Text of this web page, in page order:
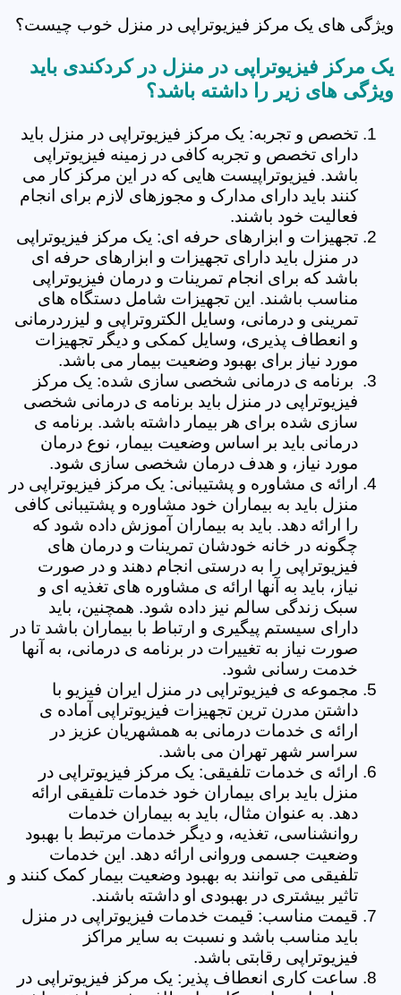
ویژگی های یک مرکز فیزیوتراپی در منزل خوب چیست؟
یک مرکز فیزیوتراپی در منزل در کردکندی باید
ویژگی های زیر را داشته باشد؟
تخصص و تجربه: یک مرکز فیزیوتراپی در منزل باید
دارای تخصص و تجربه کافی در زمینه فیزیوتراپی
باشد. فیزیوتراپیست هایی که در این مرکز کار می
کنند باید دارای مدارک و مجوزهای لازم برای انجام
فعالیت خود باشند.
تجهیزات و ابزارهای حرفه ای: یک مرکز فیزیوتراپی
در منزل باید دارای تجهیزات و ابزارهای حرفه ای
باشد که برای انجام تمرینات و درمان فیزیوتراپی
مناسب باشند. این تجهیزات شامل دستگاه های
تمرینی و درمانی، وسایل الکتروتراپی و لیزردرمانی
و انعطاف پذیری، وسایل کمکی و دیگر تجهیزات
مورد نیاز برای بهبود وضعیت بیمار می باشد.
برنامه ی درمانی شخصی سازی شده: یک مرکز
فیزیوتراپی در منزل باید برنامه ی درمانی شخصی
سازی شده برای هر بیمار داشته باشد. برنامه ی
درمانی باید بر اساس وضعیت بیمار، نوع درمان
مورد نیاز، و هدف درمان شخصی سازی شود.
ارائه ی مشاوره و پشتیبانی: یک مرکز فیزیوتراپی در
منزل باید به بیماران خود مشاوره و پشتیبانی کافی
را ارائه دهد. باید به بیماران آموزش داده شود که
چگونه در خانه خودشان تمرینات و درمان های
فیزیوتراپی را به درستی انجام دهند و در صورت
نیاز، باید به آنها ارائه ی مشاوره های تغذیه ای و
سبک زندگی سالم نیز داده شود. همچنین، باید
دارای سیستم پیگیری و ارتباط با بیماران باشد تا در
صورت نیاز به تغییرات در برنامه ی درمانی، به آنها
خدمت رسانی شود.
مجموعه ی فیزیوتراپی در منزل ایران فیزیو با
داشتن مدرن ترین تجهیزات فیزیوتراپی آماده ی
ارائه ی خدمات درمانی به همشهریان عزیز در
سراسر شهر تهران می باشد.
ارائه ی خدمات تلفیقی: یک مرکز فیزیوتراپی در
منزل باید برای بیماران خود خدمات تلفیقی ارائه
دهد. به عنوان مثال، باید به بیماران خدمات
روانشناسی، تغذیه، و دیگر خدمات مرتبط با بهبود
وضعیت جسمی وروانی ارائه دهد. این خدمات
تلفیقی می توانند به بهبود وضعیت بیمار کمک کنند و
تاثیر بیشتری در بهبودی او داشته باشند.
قیمت مناسب: قیمت خدمات فیزیوتراپی در منزل
باید مناسب باشد و نسبت به سایر مراکز
فیزیوتراپی رقابتی باشد.
ساعت کاری انعطاف پذیر: یک مرکز فیزیوتراپی در